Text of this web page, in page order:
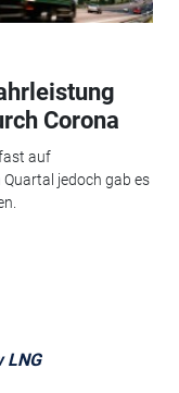
Corona
auf
jedoch gab es
LNG